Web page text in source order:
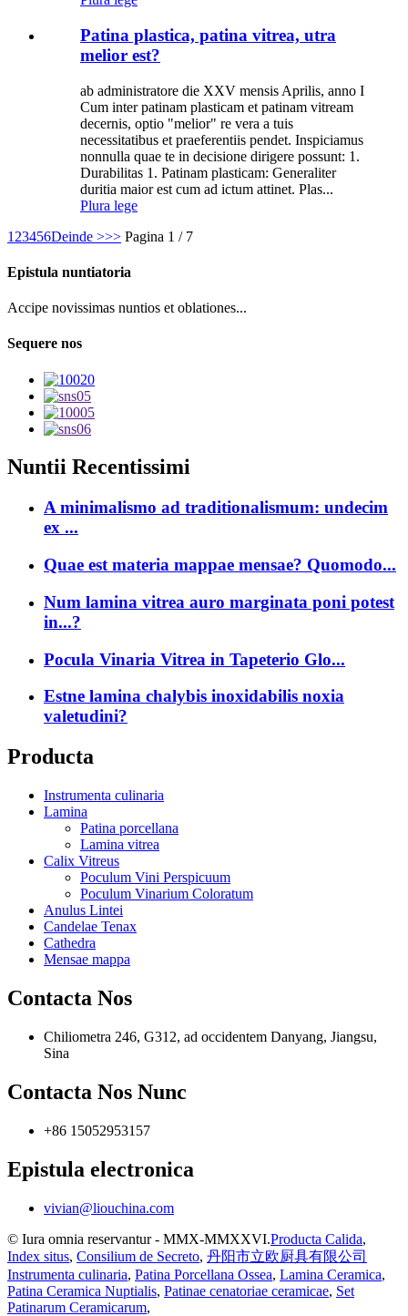
Patina plastica, patina vitrea, utra
melior est?
ab administratore die XXV mensis Aprilis, anno I
Cum inter patinam plasticam et patinam vitream
decernis, optio "melior" re vera a tuis
necessitatibus et praeferentiis pendet. Inspiciamus
nonnulla quae te in decisione dirigere possunt: ​​1.
Durabilitas 1. Patinam plasticam: Generaliter
duritia maior est cum ad ictum attinet. Plas...
Plura lege
1 23456Deinde >>> Pagina 1 / 7
Epistula nuntiatoria
Accipe novissimas nuntios et oblationes...
Sequere nos
Nuntii Recentissimi
A minimalismo ad traditionalismum: undecim
ex ...
Quae est materia mappae mensae? Quomodo...
Num lamina vitrea auro marginata poni potest
in...?
Pocula Vinaria Vitrea in Tapeterio Glo...
Estne lamina chalybis inoxidabilis noxia
valetudini?
Producta
Instrumenta culinaria
Lamina
Patina porcellana
Lamina vitrea
Calix Vitreus
Poculum Vini Perspicuum
Poculum Vinarium Coloratum
Anulus Lintei
Candelae Tenax
Cathedra
Mensae mappa
Contacta Nos
Chiliometra 246, G312, ad occidentem Danyang, Jiangsu,
Sina
Contacta Nos Nunc
+86 15052953157
Epistula electronica
vivian@liouchina.com
© Iura omnia reservantur - MMX-MMXXVI.Producta Calida,
Index situs, Consilium de Secreto, 丹阳市立欧厨具有限公司
Instrumenta culinaria, Patina Porcellana Ossea, Lamina Ceramica,
Patina Ceramica Nuptialis, Patinae cenatoriae ceramicae, Set
Patinarum Ceramicarum,